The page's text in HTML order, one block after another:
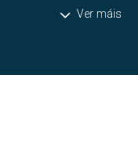
Ver máis